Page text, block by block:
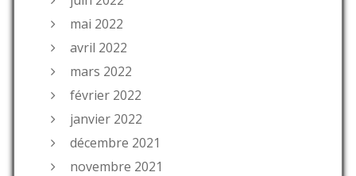
mai 2022
avril 2022
mars 2022
février 2022
janvier 2022
décembre 2021
novembre 2021